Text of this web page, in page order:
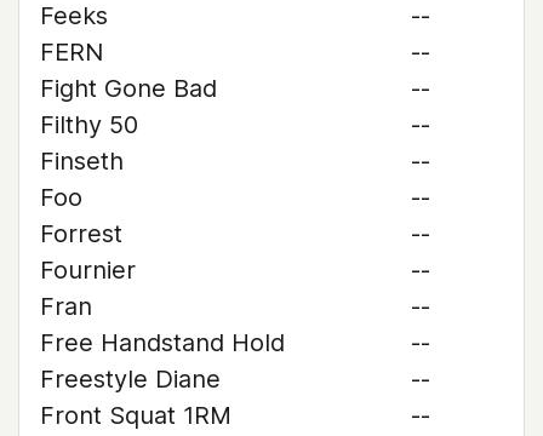
Feeks
--
FERN
--
Fight Gone Bad
--
Filthy 50
--
Finseth
--
Foo
--
Forrest
--
Fournier
--
Fran
--
Free Handstand Hold
--
Freestyle Diane
--
Front Squat 1RM
--